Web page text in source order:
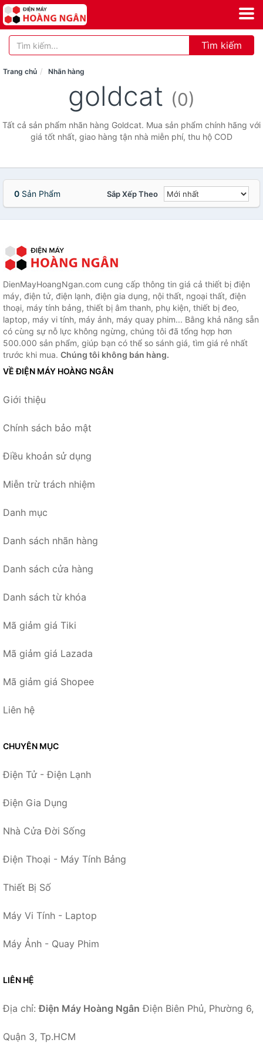
Tìm kiếm
Trang chủ Nhãn hàng
goldcat (0)
Tất cả sản phẩm nhãn hàng Goldcat. Mua sản phẩm chính hãng với
giá tốt nhất, giao hàng tận nhà miễn phí, thu hộ COD
0 Sản Phẩm Sắp Xếp Theo
DienMayHoangNgan.com cung cấp thông tin giá cả thiết bị điện
máy, điện tử, điện lạnh, điện gia dụng, nội thất, ngoại thất, điện
thoại, máy tính bảng, thiết bị âm thanh, phụ kiện, thiết bị đeo,
laptop, máy vi tính, máy ảnh, máy quay phim... Bằng khả năng sẵn
có cùng sự nỗ lực không ngừng, chúng tôi đã tổng hợp hơn
500.000 sản phẩm, giúp bạn có thể so sánh giá, tìm giá rẻ nhất
trước khi mua. Chúng tôi không bán hàng.
VỀ ĐIỆN MÁY HOÀNG NGÂN
Giới thiệu
Chính sách bảo mật
Điều khoản sử dụng
Miễn trừ trách nhiệm
Danh mục
Danh sách nhãn hàng
Danh sách cửa hàng
Danh sách từ khóa
Mã giảm giá Tiki
Mã giảm giá Lazada
Mã giảm giá Shopee
Liên hệ
CHUYÊN MỤC
Điện Tử - Điện Lạnh
Điện Gia Dụng
Nhà Cửa Đời Sống
Điện Thoại - Máy Tính Bảng
Thiết Bị Số
Máy Vi Tính - Laptop
Máy Ảnh - Quay Phim
LIÊN HỆ
Địa chỉ:Điện Máy Hoàng Ngân Điện Biên Phủ, Phường 6,
Quận 3, Tp.HCM